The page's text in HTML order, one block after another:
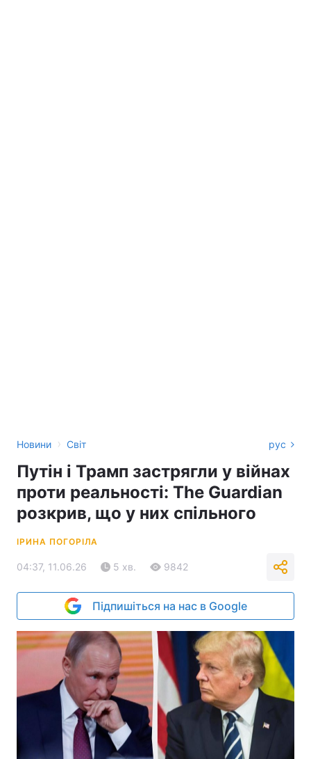
Новини › Світ рус
Путін і Трамп застрягли у війнах
проти реальності: The Guardian
розкрив, що у них спільного
ІРИНА ПОГОРІЛА
04:37, 11.06.26 5 хв. 9842
Підпишіться на нас в Google